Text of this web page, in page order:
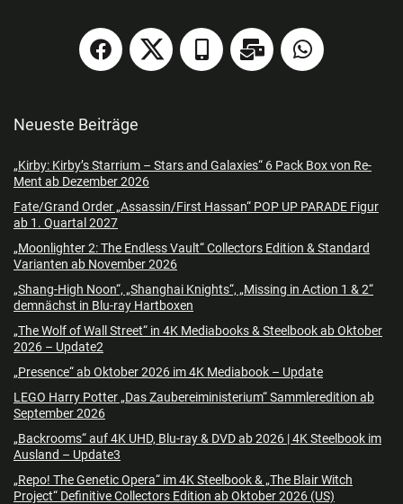
Neueste Beiträge
„Kirby: Kirby’s Starrium – Stars and Galaxies“ 6 Pack Box von Re-
Ment ab Dezember 2026
Fate/Grand Order „Assassin/First Hassan“ POP UP PARADE Figur
ab 1. Quartal 2027
„Moonlighter 2: The Endless Vault“ Collectors Edition & Standard
Varianten ab November 2026
„Shang-High Noon“, „Shanghai Knights“, „Missing in Action 1 & 2“
demnächst in Blu-ray Hartboxen
„The Wolf of Wall Street“ in 4K Mediabooks & Steelbook ab Oktober
2026 – Update2
„Presence“ ab Oktober 2026 im 4K Mediabook – Update
LEGO Harry Potter „Das Zaubereiministerium“ Sammleredition ab
September 2026
„Backrooms“ auf 4K UHD, Blu-ray & DVD ab 2026 | 4K Steelbook im
Ausland – Update3
„Repo! The Genetic Opera“ im 4K Steelbook & „The Blair Witch
Project“ Definitive Collectors Edition ab Oktober 2026 (US)